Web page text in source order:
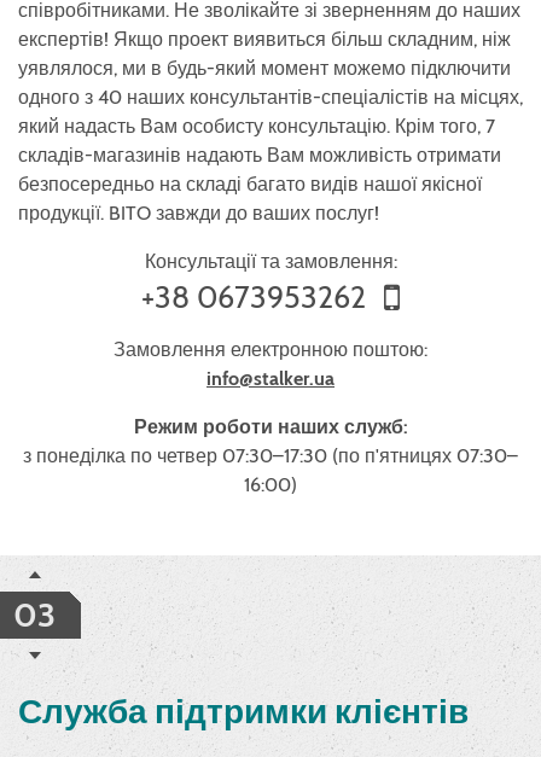
співробітниками. Не зволікайте зі зверненням до наших
експертів! Якщо проект виявиться більш складним, ніж
уявлялося, ми в будь-який момент можемо підключити
одного з 40 наших консультантів-спеціалістів на місцях,
який надасть Вам особисту консультацію. Крім того, 7
складів-магазинів надають Вам можливість отримати
безпосередньо на складі багато видів нашої якісної
продукції. BITO завжди до ваших послуг!
Консультації та замовлення:
+38 0673953262
Замовлення електронною поштою:
info@stalker.ua
Режим роботи наших служб:
з понеділка по четвер 07:30–17:30 (по п'ятницях 07:30–
16:00)
03
Служба підтримки клієнтів